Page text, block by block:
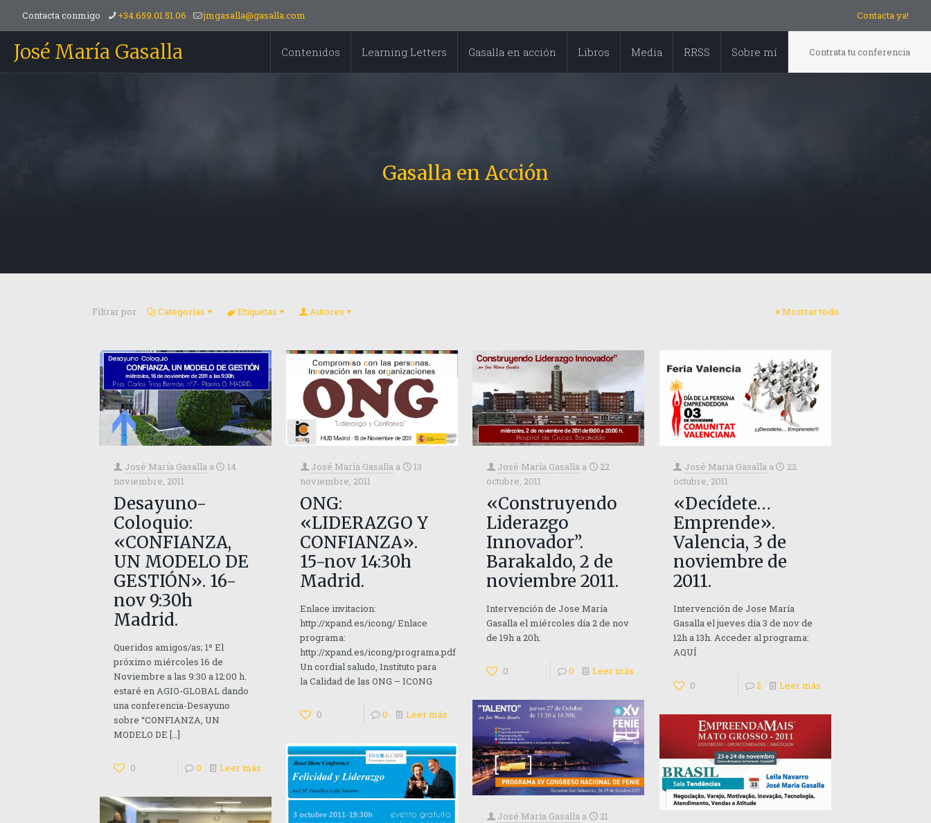
Contacta conmigo +34.659.01.51.06 jmgasalla@gasalla.com Contacta ya!
José María Gasalla Contenidos Learning Letters Gasalla en acción Libros Media RRSS Sobre mí Contrata tu conferencia
Gasalla en Acción
Filtrar por Categorías Etiquetas Autores Mostrar todo
José María Gasalla a
14
noviembre, 2011
Desayuno-
Coloquio:
«CONFIANZA,
UN MODELO DE
GESTIÓN». 16-
nov 9:30h
Madrid.
Queridos amigos/as; 1º El
próximo miércoles 16 de
Noviembre a las 9:30 a 12:00 h.
estaré en AGIO-GLOBAL dando
una conferencia-Desayuno
sobre “CONFIANZA, UN
MODELO DE […]
0 0 Leer más
José María Gasalla a
13
noviembre, 2011
ONG:
«LIDERAZGO Y
CONFIANZA».
15-nov 14:30h
Madrid.
Enlace invitacion:
http://xpand.es/icong/ Enlace
programa:
http://xpand.es/icong/programa.pdf
Un cordial saludo, Instituto para
la Calidad de las ONG – ICONG
0 0 Leer más
José María Gasalla a
22
octubre, 2011
«Construyendo
Liderazgo
Innovador”.
Barakaldo, 2 de
noviembre 2011.
Intervención de Jose María
Gasalla el miércoles día 2 de nov
de 19h a 20h.
0 0 Leer más
José María Gasalla a
22
octubre, 2011
«Decídete…
Emprende».
Valencia, 3 de
noviembre de
2011.
Intervención de Jose María
Gasalla el jueves día 3 de nov de
12h a 13h. Acceder al programa:
AQUÍ
0 2 Leer más
José María Gasalla a
21